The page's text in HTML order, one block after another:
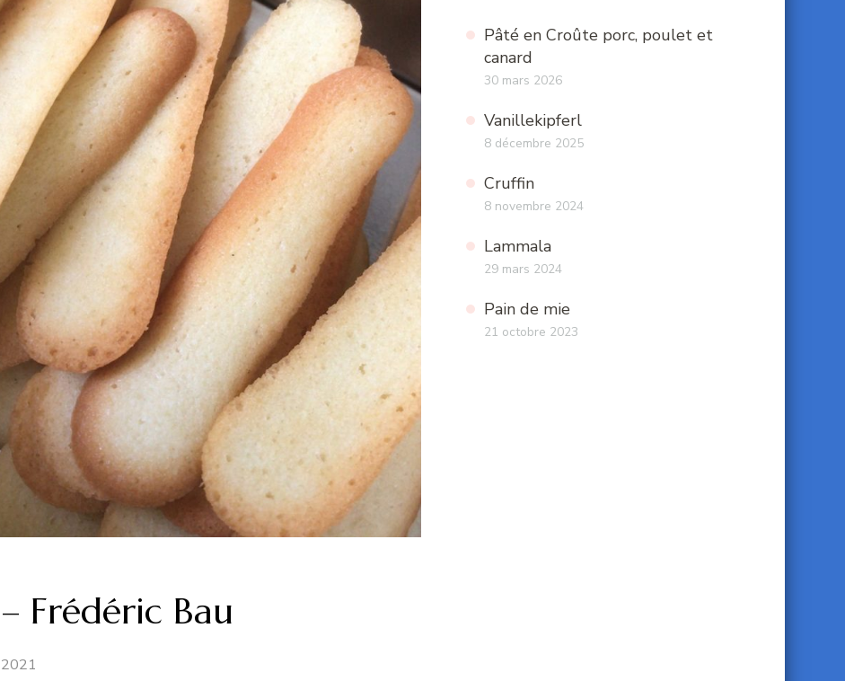
Frédéric Bau
Pâté en Croûte porc, poulet et
canard
30 mars 2026
Vanillekipferl
8 décembre 2025
Cruffin
8 novembre 2024
Lammala
29 mars 2024
Pain de mie
21 octobre 2023